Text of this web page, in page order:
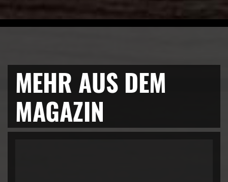
MEHR AUS DEM
MAGAZIN